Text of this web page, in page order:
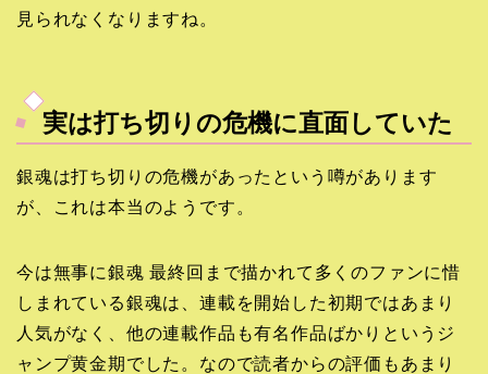
見られなくなりますね。
実は打ち切りの危機に直面していた
銀魂は打ち切りの危機があったという噂があります
が、これは本当のようです。
今は無事に銀魂 最終回まで描かれて多くのファンに惜
しまれている銀魂は、連載を開始した初期ではあまり
人気がなく、他の連載作品も有名作品ばかりというジ
ャンプ黄金期でした。なので読者からの評価もあまり